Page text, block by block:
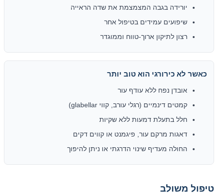
יורידה בגבה המצמצמת את שדה הראייה
שיפועים עמידים בטיפול אחר
רצון לתיקון ארוך-טווח וממוגדר
כאשר לא כירורגי הוא טוב יותר
אובדן נפח ללא עודף עור
קמטים דינמיים (רגלי עורב, קווי glabellar)
חלל בתעלת דמעות ללא שקיות
דאגות מרקם עור, פיגמנט או קווים דקים
החולה מעדיף שינוי הדרגתי או ניתן להיפוך
טיפול משולב